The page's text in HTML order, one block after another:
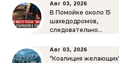
Авг 03, 2026
В Помойке около 15
шахедодромов,
следовательно…
Авг 03, 2026
“Коалиция